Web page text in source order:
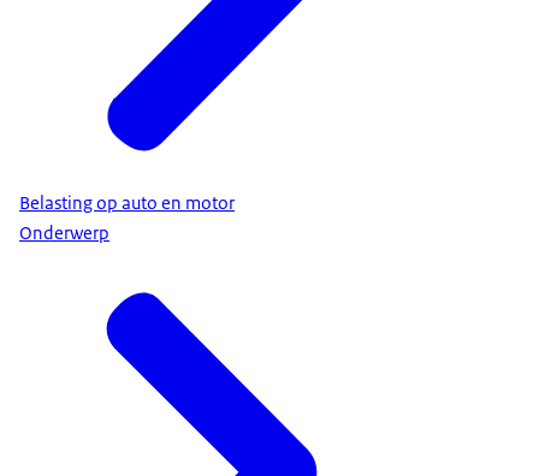
Belasting op auto en motor
Onderwerp